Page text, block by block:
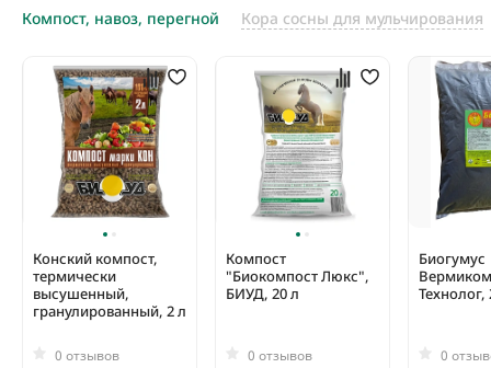
Компост, навоз, перегной Кора сосны для мульчирования
Конский компост,
термически
высушенный,
гранулированный, 2 л
0 отзывов
Компост
"Биокомпост Люкс",
БИУД, 20 л
0 отзывов
Биогумус
Технолог,
0